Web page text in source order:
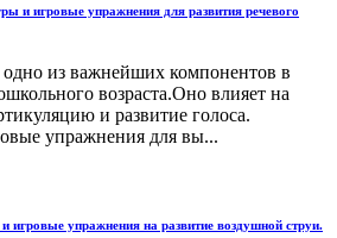
и игровые упражнения для развития речевого
из важнейших компонентов в
возраста.Оно влияет на
и развитие голоса.
упражнения для вы...
упражнения на развитие воздушной струи.